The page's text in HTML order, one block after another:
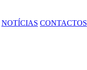
NOTÍCIAS CONTACTOS